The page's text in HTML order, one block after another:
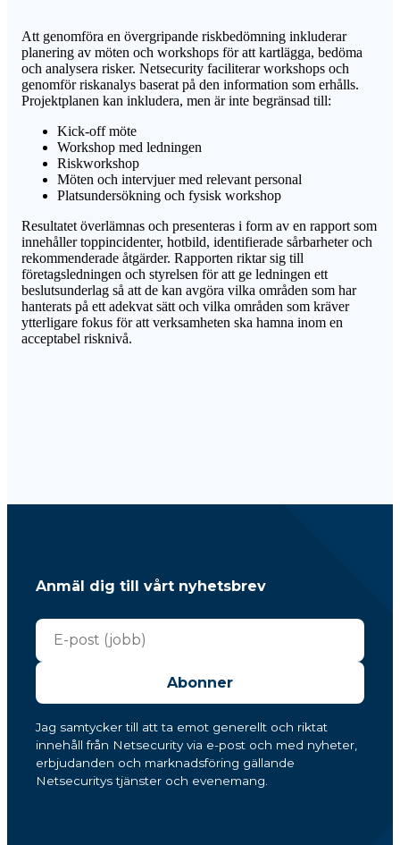
Att genomföra en övergripande riskbedömning inkluderar
planering av möten och workshops för att kartlägga, bedöma
och analysera risker. Netsecurity faciliterar workshops och
genomför riskanalys baserat på den information som erhålls.
Projektplanen kan inkludera, men är inte begränsad till:
Kick-off möte
Workshop med ledningen
Riskworkshop
Möten och intervjuer med relevant personal
Platsundersökning och fysisk workshop
Resultatet överlämnas och presenteras i form av en rapport som
innehåller toppincidenter, hotbild, identifierade sårbarheter och
rekommenderade åtgärder. Rapporten riktar sig till
företagsledningen och styrelsen för att ge ledningen ett
beslutsunderlag så att de kan avgöra vilka områden som har
hanterats på ett adekvat sätt och vilka områden som kräver
ytterligare fokus för att verksamheten ska hamna inom en
acceptabel risknivå.
Anmäl dig till vårt nyhetsbrev
Abonner
Jag samtycker till att ta emot generellt och riktat
innehåll från Netsecurity via e-post och med nyheter,
erbjudanden och marknadsföring gällande
Netsecuritys tjänster och evenemang.